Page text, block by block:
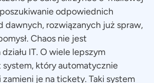
odpowiednich
dawnych, rozwiązanych już spraw,
Chaos nie jest
IT. O wiele lepszym
system, który automatycznie
je na tickety. Taki system